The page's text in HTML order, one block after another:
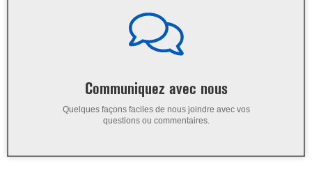
Communiquez avec nous
Quelques façons faciles de nous joindre avec vos
questions ou commentaires.